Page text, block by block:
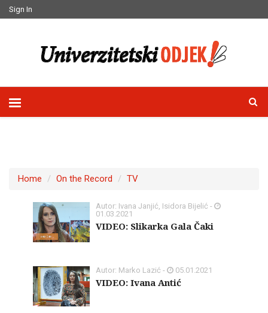
Sign In
Home On the Record TV
Autor: Ivana Janjić, Isidora Bijelić -
01.03.2021
VIDEO: Slikarka Gala Čaki
Autor: Marko Lazić - 05.01.2021
VIDEO: Ivana Antić